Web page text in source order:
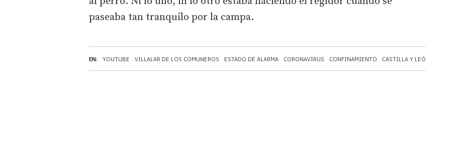
EN: YOUTUBE VILLALAR DE LOS COMUNEROS ESTADO DE ALARMA CORONAVIRUS CONFINAMIENTO CASTILLA Y LEÓN
paseaba tan tranquilo por la campa.